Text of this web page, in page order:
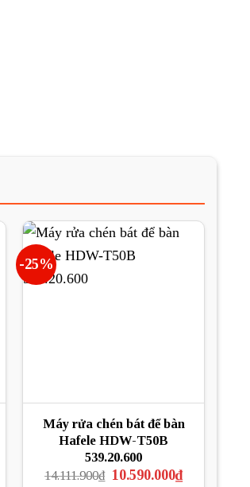
-25%
Máy rửa chén bát để bàn
Hafele HDW-T50B
539.20.600
14.111.900₫ Giá
10.590.000₫Giá